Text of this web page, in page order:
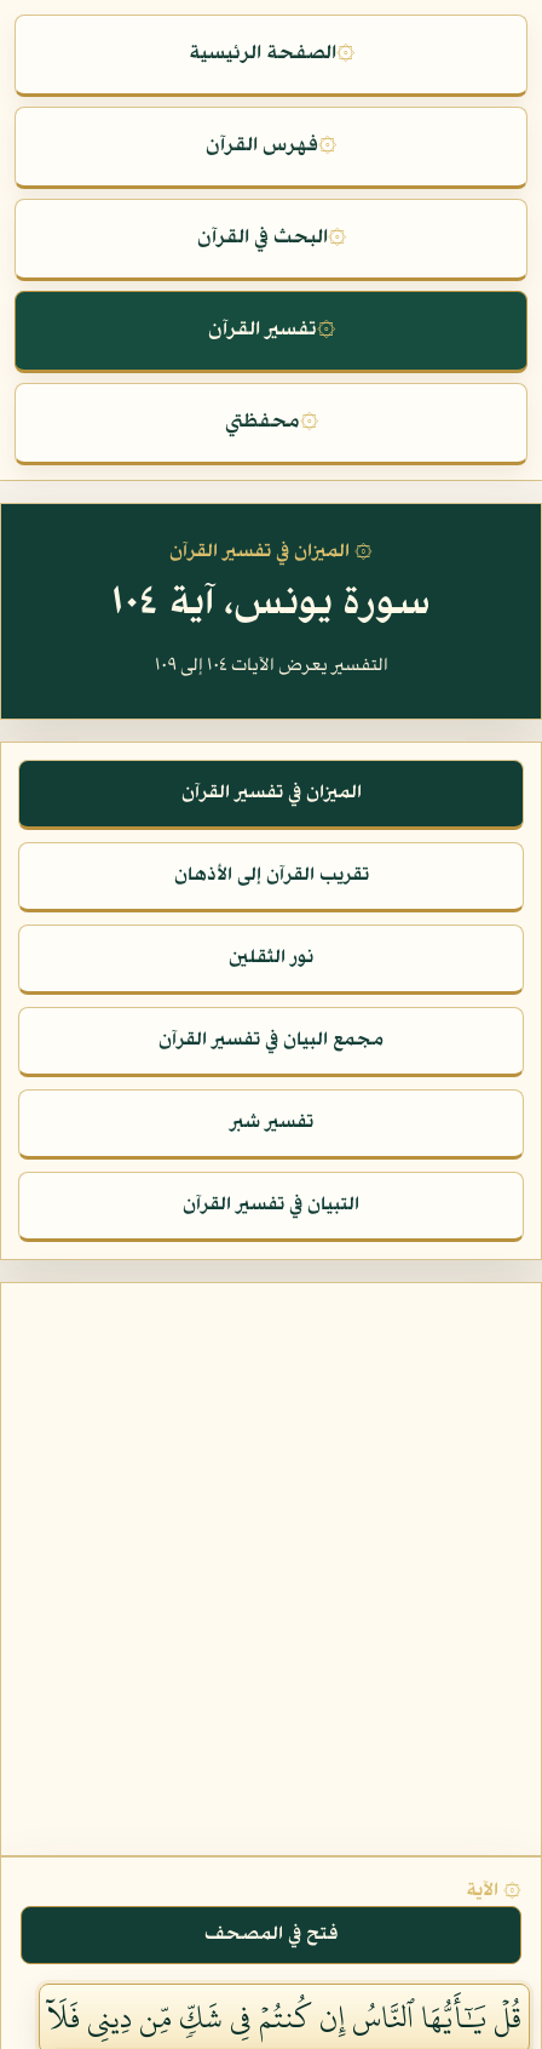
۞الصفحة الرئيسية
۞فهرس القرآن
۞البحث في القرآن
۞تفسير القرآن
۞محفظتي
۞ الميزان في تفسير القرآن
سورة يونس، آية ١٠٤
التفسير يعرض الآيات ١٠٤ إلى ١٠٩
الميزان في تفسير القرآن
تقريب القرآن إلى الأذهان
نور الثقلين
مجمع البيان في تفسير القرآن
تفسير شبر
التبيان في تفسير القرآن
۞ الآية
فتح في المصحف
قُلۡ يَٰٓأَيُّهَا ٱلنَّاسُ إِن كُنتُمۡ فِي شَكّٖ مِّن دِينِي فَلَآ